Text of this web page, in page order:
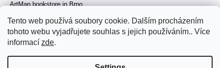
Tento web používá soubory cookie. Dalším procházením
tohoto webu vyjadřujete souhlas s jejich používáním.. Více
informací zde.
ArtMap bookstore in Brno
Brno, Radnická 4
Tue–Fri 11–19 h
Sat 14–19 h